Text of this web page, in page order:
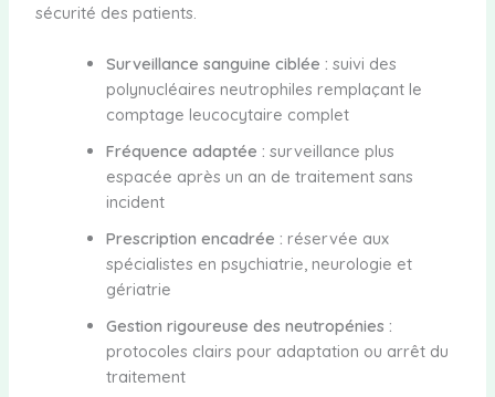
sécurité des patients.
Surveillance sanguine ciblée : suivi des
polynucléaires neutrophiles remplaçant le
comptage leucocytaire complet
Fréquence adaptée : surveillance plus
espacée après un an de traitement sans
incident
Prescription encadrée : réservée aux
spécialistes en psychiatrie, neurologie et
gériatrie
Gestion rigoureuse des neutropénies :
protocoles clairs pour adaptation ou arrêt du
traitement